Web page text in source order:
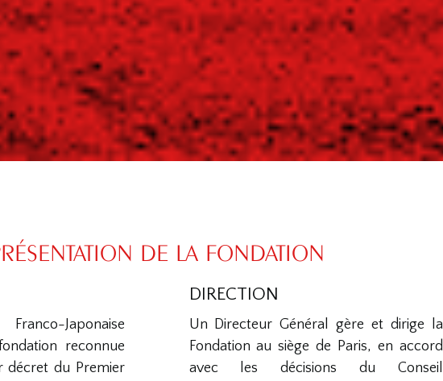
DE LA FONDATION
Japonaise
reconnue
décret du Premier
DIRECTION
Un Directeur Général gère et dirige la
Fondation au siège de Paris, en accord
avec les décisions du Conseil